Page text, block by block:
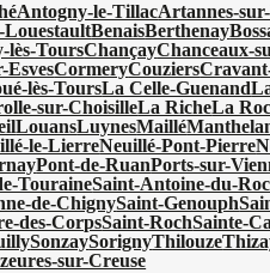
Antogny-le-TillacArtannes-
LouestaultBenaisBerthenay
lès-ToursChançayChanceaux-
EsvesCormeryCouziers
lès-ToursLa Celle-Guenand
sur-ChoisilleLa RicheLa
LouansLuynesMaillé
le-LierreNeuillé-Pont-Pierre
Pont-de-RuanPorts-sur-
TouraineSaint-Antoine-du-
de-ChignySaint-Genouph
des-CorpsSaint-RochSainte-
SonzaySorignyThilouze
sur-Creuse